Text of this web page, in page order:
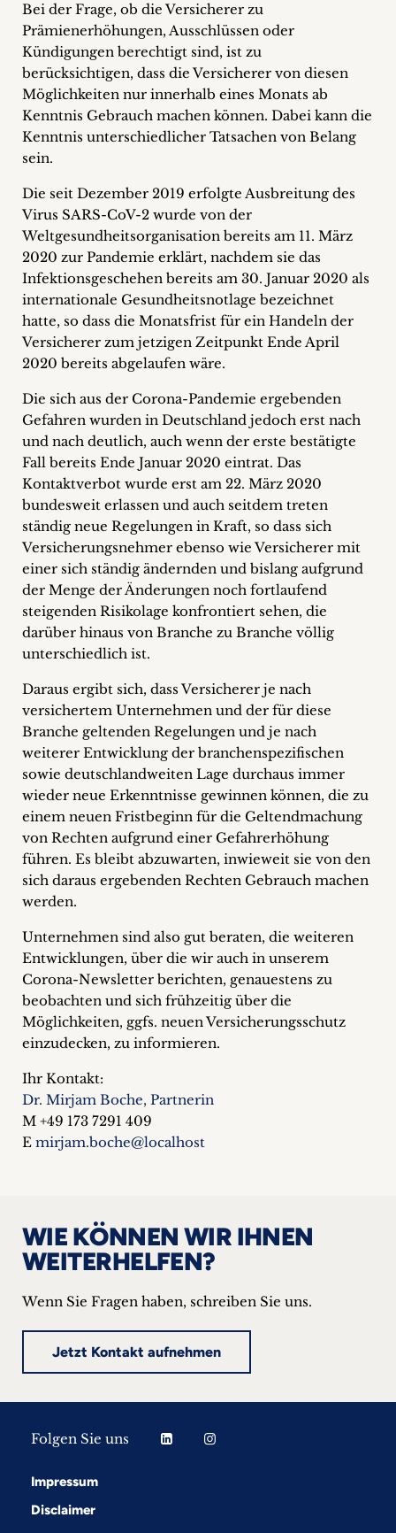
Bei der Frage, ob die Versicherer zu
Prämienerhöhungen, Ausschlüssen oder
Kündigungen berechtigt sind, ist zu
berücksichtigen, dass die Versicherer von diesen
Möglichkeiten nur innerhalb eines Monats ab
Kenntnis Gebrauch machen können. Dabei kann die
Kenntnis unterschiedlicher Tatsachen von Belang
sein.
Die seit Dezember 2019 erfolgte Ausbreitung des
Virus SARS-CoV-2 wurde von der
Weltgesundheitsorganisation bereits am 11. März
2020 zur Pandemie erklärt, nachdem sie das
Infektionsgeschehen bereits am 30. Januar 2020 als
internationale Gesundheitsnotlage bezeichnet
hatte, so dass die Monatsfrist für ein Handeln der
Versicherer zum jetzigen Zeitpunkt Ende April
2020 bereits abgelaufen wäre.
Die sich aus der Corona-Pandemie ergebenden
Gefahren wurden in Deutschland jedoch erst nach
und nach deutlich, auch wenn der erste bestätigte
Fall bereits Ende Januar 2020 eintrat. Das
Kontaktverbot wurde erst am 22. März 2020
bundesweit erlassen und auch seitdem treten
ständig neue Regelungen in Kraft, so dass sich
Versicherungsnehmer ebenso wie Versicherer mit
einer sich ständig ändernden und bislang aufgrund
der Menge der Änderungen noch fortlaufend
steigenden Risikolage konfrontiert sehen, die
darüber hinaus von Branche zu Branche völlig
unterschiedlich ist.
Daraus ergibt sich, dass Versicherer je nach
versichertem Unternehmen und der für diese
Branche geltenden Regelungen und je nach
weiterer Entwicklung der branchenspezifischen
sowie deutschlandweiten Lage durchaus immer
wieder neue Erkenntnisse gewinnen können, die zu
einem neuen Fristbeginn für die Geltendmachung
von Rechten aufgrund einer Gefahrerhöhung
führen. Es bleibt abzuwarten, inwieweit sie von den
sich daraus ergebenden Rechten Gebrauch machen
werden.
Unternehmen sind also gut beraten, die weiteren
Entwicklungen, über die wir auch in unserem
Corona-Newsletter berichten, genauestens zu
beobachten und sich frühzeitig über die
Möglichkeiten, ggfs. neuen Versicherungsschutz
einzudecken, zu informieren.
Ihr Kontakt:
Dr. Mirjam Boche, Partnerin
M +49 173 7291 409
E mirjam.boche@localhost
WIE KÖNNEN WIR IHNEN
WEITERHELFEN?
Wenn Sie Fragen haben, schreiben Sie uns.
Jetzt Kontakt aufnehmen
Folgen Sie uns
Impressum
Disclaimer